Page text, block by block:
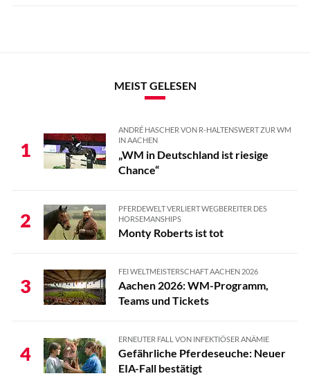
MEIST GELESEN
1
ANDRÉ HASCHER VON R-HALTENSWERT ZUR WM
IN AACHEN
„WM in Deutschland ist riesige
Chance“
2
PFERDEWELT VERLIERT WEGBEREITER DES
HORSEMANSHIPS
Monty Roberts ist tot
3
FEI WELTMEISTERSCHAFT AACHEN 2026
Aachen 2026: WM-Programm,
Teams und Tickets
4
ERNEUTER FALL VON INFEKTIÖSER ANÄMIE
Gefährliche Pferdeseuche: Neuer
EIA-Fall bestätigt